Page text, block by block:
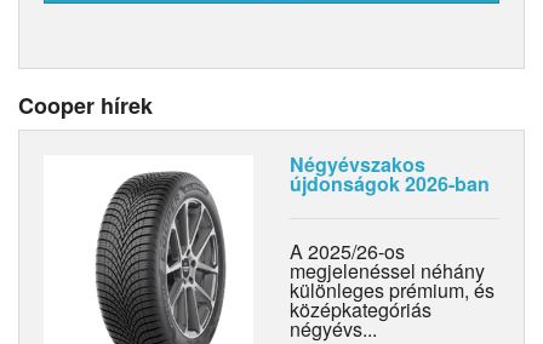
Cooper hírek
Négyévszakos
újdonságok 2026-ban
A 2025/26-os
megjelenéssel néhány
különleges prémium, és
középkategóriás
négyévs...